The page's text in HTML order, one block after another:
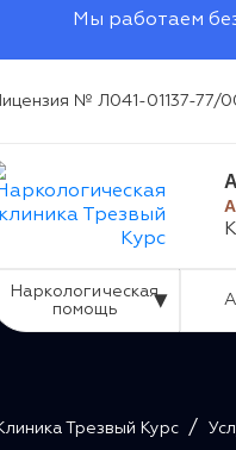
Мы работаем
№ Л041-01137-77/
Наркологическая
помощь
Трезвый Курс /